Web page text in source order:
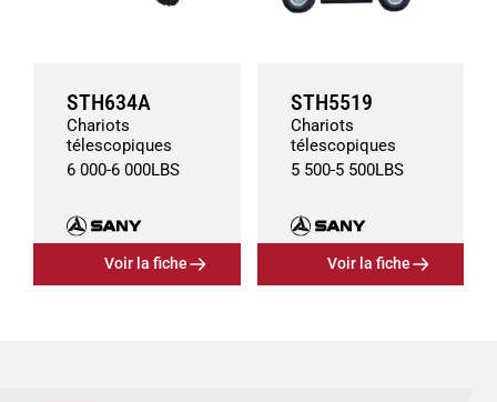
STH634A
Chariots
télescopiques
6 000-6 000LBS
Voir la fiche
STH5519
Chariots
télescopiques
5 500-5 500LBS
Voir la fiche